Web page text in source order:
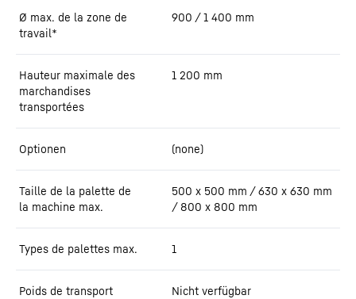
Ø max. de la zone de
travail*
900 / 1 400 mm
Hauteur maximale des
marchandises
transportées
1 200 mm
Optionen (none)
Taille de la palette de
la machine max.
500 x 500 mm / 630 x 630 mm
/ 800 x 800 mm
Types de palettes max. 1
Poids de transport
Nicht verfügbar